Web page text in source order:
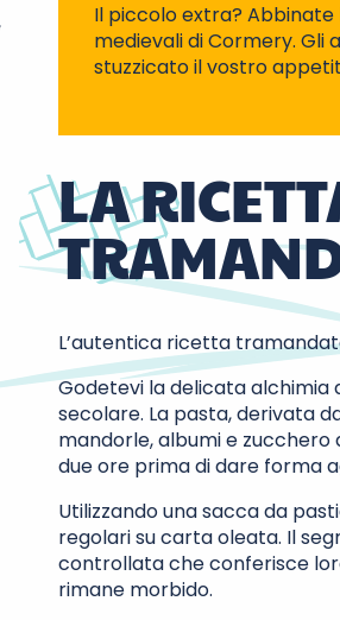
Il piccolo extra?
medievali di Cormery. Gli
stuzzicato il vostro
LA
L’autentica ricetta
Godetevi la delicata alchimia
secolare. La pasta, derivata
mandorle, albumi e zucchero
due ore prima di dare forma
Utilizzando una sacca da
regolari su carta oleata. Il
controllata che conferisce
rimane morbido.